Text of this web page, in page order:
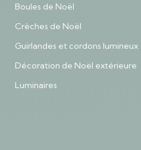
Boules de Noël
Crèches de Noël
Guirlandes et cordons lumineux
Décoration de Noël extérieure
Luminaires